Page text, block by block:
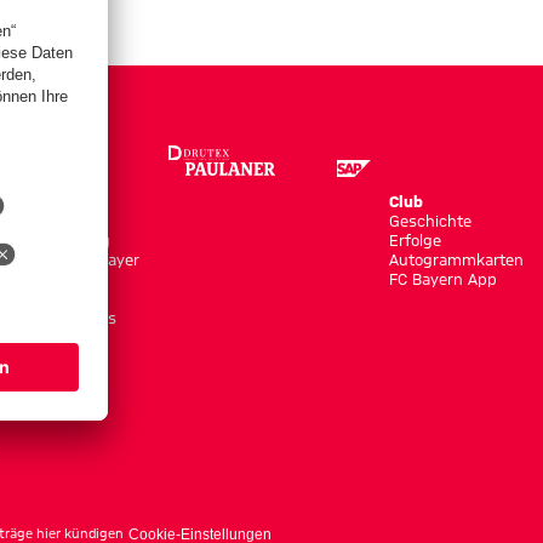
Bekleidung
Shop by Player
Accessoires
Club
Geschichte
Erfolge
Autogrammkarten
FC Bayern App
hier kündigen Cookie-Einstellungen